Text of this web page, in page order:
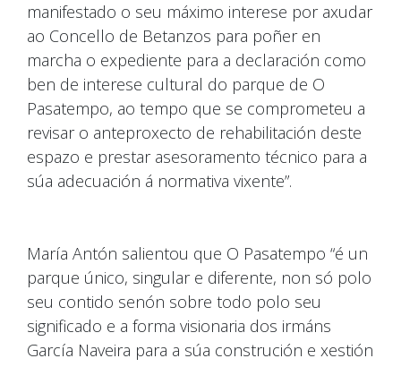
manifestado o seu máximo interese por axudar
ao Concello de Betanzos para poñer en
marcha o expediente para a declaración como
ben de interese cultural do parque de O
Pasatempo, ao tempo que se comprometeu a
revisar o anteproxecto de rehabilitación deste
espazo e prestar asesoramento técnico para a
súa adecuación á normativa vixente”.
María Antón salientou que O Pasatempo “é un
parque único, singular e diferente, non só polo
seu contido senón sobre todo polo seu
significado e a forma visionaria dos irmáns
García Naveira para a súa construción e xestión